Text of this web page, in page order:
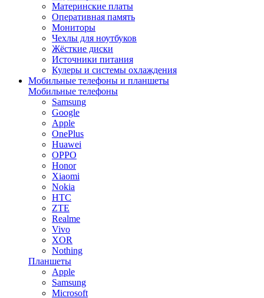
Материнские платы
Оперативная память
Мониторы
Чехлы для ноутбуков
Жёсткие диски
Источники питания
Кулеры и системы охлаждения
Мобильные телефоны и планшеты
Мобильные телефоны
Samsung
Google
Apple
OnePlus
Huawei
OPPO
Honor
Xiaomi
Nokia
HTC
ZTE
Realme
Vivo
XOR
Nothing
Планшеты
Apple
Samsung
Microsoft